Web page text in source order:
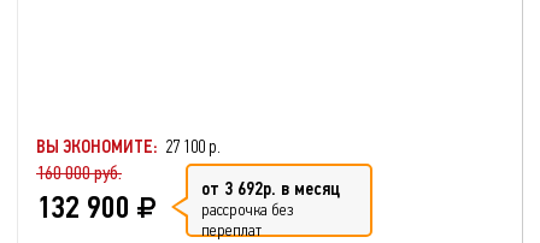
ВЫ ЭКОНОМИТЕ: 27 100 р.
160 000 руб.
132 900 от 3 692р. в месяц
рассрочка без
переплат